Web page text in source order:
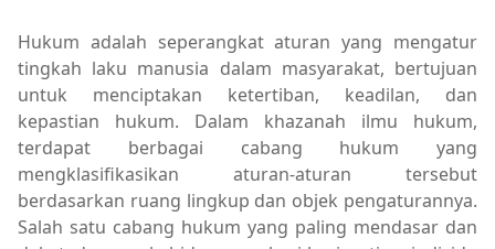
Hukum adalah seperangkat aturan yang mengatur
tingkah laku manusia dalam masyarakat, bertujuan
untuk menciptakan ketertiban, keadilan, dan
kepastian hukum. Dalam khazanah ilmu hukum,
terdapat berbagai cabang hukum yang
mengklasifikasikan aturan-aturan tersebut
berdasarkan ruang lingkup dan objek pengaturannya.
Salah satu cabang hukum yang paling mendasar dan